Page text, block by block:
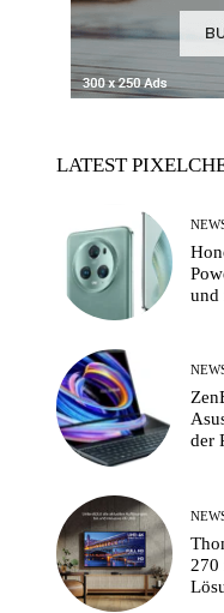
LATEST
und
der
270